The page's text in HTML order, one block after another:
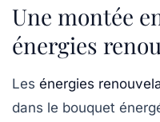
Une montée
énergies
Les énergies
dans le bouquet